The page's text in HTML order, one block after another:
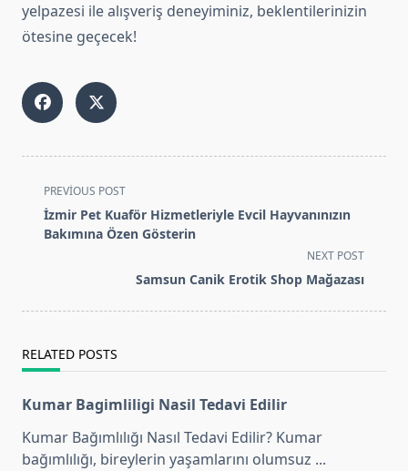
yelpazesi ile alışveriş deneyiminiz, beklentilerinizin
ötesine geçecek!
<span
class="nav-
subtitle
PREVIOUS POST
İzmir Pet Kuaför Hizmetleriyle Evcil Hayvanınızın
Bakımına Özen Gösterin
NEXT POST
Samsun Canik Erotik Shop Mağazası
RELATED POSTS
Kumar Bagimliligi Nasil Tedavi Edilir
Kumar Bağımlılığı Nasıl Tedavi Edilir? Kumar
bağımlılığı, bireylerin yaşamlarını olumsuz ...